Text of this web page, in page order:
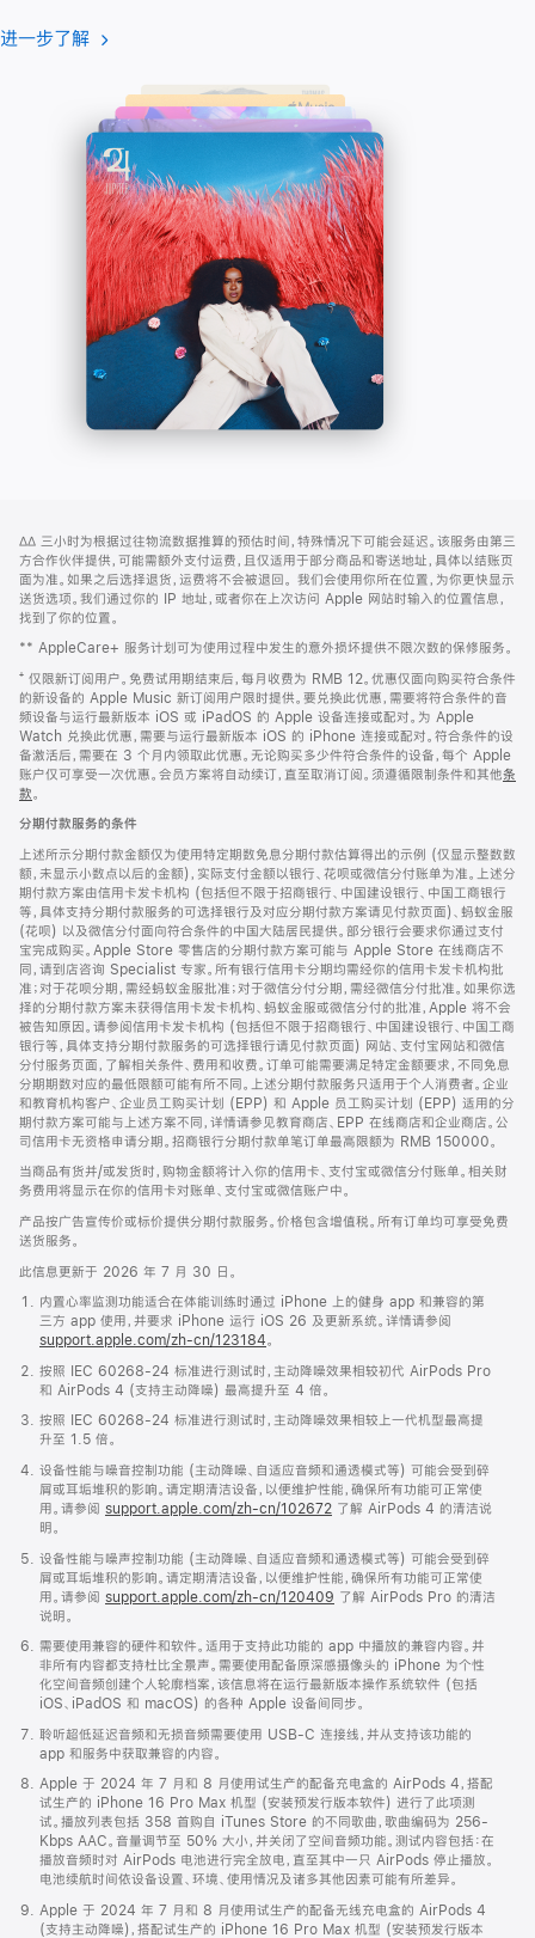
注
进一步了解 进
了
解
-
Apple
Music
(在
口
中
打
开)
页
页
脚
注
∆∆ 三小时为根据过往物流数据推算的预估时间，特殊情况下可能会延迟。该服务由第三
方合作伙伴提供，可能需额外支付运费，且仅适用于部分商品和寄送地址，具体以结账页
面为准。如果之后选择退货，运费将不会被退回。 我们会使用你所在位置，为你更快显示
送货选项。我们通过你的 IP 地址，或者你在上次访问 Apple 网站时输入的位置信息，
找到了你的位置。
** AppleCare+ 服务计划可为使用过程中发生的意外损坏提供不限次数的保修服务。
⁺ 仅限新订阅用户。免费试用期结束后，每月收费为 RMB 12。优惠仅面向购买符合条件
的新设备的 Apple Music 新订阅用户限时提供。要兑换此优惠，需要将符合条件的音
频设备与运行最新版本 iOS 或 iPadOS 的 Apple 设备连接或配对。为 Apple
Watch 兑换此优惠，需要与运行最新版本 iOS 的 iPhone 连接或配对。符合条件的设
备激活后，需要在 3 个月内领取此优惠。无论购买多少件符合条件的设备，每个 Apple
账户仅可享受一次优惠。会员方案将自动续订，直至取消订阅。须遵循限制条件和其他条
款。
窗
口
中
打
开)
分期付款服务的条件
上述所示分期付款金额仅为使用特定期数免息分期付款估算得出的示例 (仅显示整数数
额，未显示小数点以后的金额)，实际支付金额以银行、花呗或微信分付账单为准。上述分
期付款方案由信用卡发卡机构 (包括但不限于招商银行、中国建设银行、中国工商银行
等，具体支持分期付款服务的可选择银行及对应分期付款方案请见付款页面)、蚂蚁金服
(花呗) 以及微信分付面向符合条件的中国大陆居民提供。部分银行会要求你通过支付
宝完成购买。Apple Store 零售店的分期付款方案可能与 Apple Store 在线商店不
同，请到店咨询 Specialist 专家。所有银行信用卡分期均需经你的信用卡发卡机构批
准；对于花呗分期，需经蚂蚁金服批准；对于微信分付分期，需经微信分付批准。如果你选
择的分期付款方案未获得信用卡发卡机构、蚂蚁金服或微信分付的批准，Apple 将不会
被告知原因。请参阅信用卡发卡机构 (包括但不限于招商银行、中国建设银行、中国工商
银行等，具体支持分期付款服务的可选择银行请见付款页面) 网站、支付宝网站和微信
分付服务页面，了解相关条件、费用和收费。订单可能需要满足特定金额要求，不同免息
分期期数对应的最低限额可能有所不同。上述分期付款服务只适用于个人消费者。企业
和教育机构客户、企业员工购买计划 (EPP) 和 Apple 员工购买计划 (EPP) 适用的分
期付款方案可能与上述方案不同，详情请参见教育商店、EPP 在线商店和企业商店。公
司信用卡无资格申请分期。招商银行分期付款单笔订单最高限额为 RMB 150000。
当商品有货并/或发货时，购物金额将计入你的信用卡、支付宝或微信分付账单。相关财
务费用将显示在你的信用卡对账单、支付宝或微信账户中。
产品按广告宣传价或标价提供分期付款服务。价格包含增值税。所有订单均可享受免费
送货服务。
此信息更新于 2026 年 7 月 30 日。
内置心率监测功能适合在体能训练时通过 iPhone 上的健身 app 和兼容的第
三方 app 使用，并要求 iPhone 运行 iOS 26 及更新系统。详情请参阅
support.apple.com/zh-cn/123184。
按照 IEC 60268-24 标准进行测试时，主动降噪效果相较初代 AirPods Pro
和 AirPods 4 (支持主动降噪) 最高提升至 4 倍。
按照 IEC 60268-24 标准进行测试时，主动降噪效果相较上一代机型最高提
升至 1.5 倍。
设备性能与噪音控制功能 (主动降噪、自适应音频和通透模式等) 可能会受到碎
屑或耳垢堆积的影响。请定期清洁设备，以便维护性能，确保所有功能可正常使
用。请参阅 support.apple.com/zh-cn/102672 了解 AirPods 4 的清洁说
明。
设备性能与噪声控制功能 (主动降噪、自适应音频和通透模式等) 可能会受到碎
屑或耳垢堆积的影响。请定期清洁设备，以便维护性能，确保所有功能可正常使
用。请参阅 support.apple.com/zh-cn/120409 了解 AirPods Pro 的清洁
说明。
需要使用兼容的硬件和软件。适用于支持此功能的 app 中播放的兼容内容。并
非所有内容都支持杜比全景声。需要使用配备原深感摄像头的 iPhone 为个性
化空间音频创建个人轮廓档案，该信息将在运行最新版本操作系统软件 (包括
iOS、iPadOS 和 macOS) 的各种 Apple 设备间同步。
聆听超低延迟音频和无损音频需要使用 USB-C 连接线，并从支持该功能的
app 和服务中获取兼容的内容。
Apple 于 2024 年 7 月和 8 月使用试生产的配备充电盒的 AirPods 4，搭配
试生产的 iPhone 16 Pro Max 机型 (安装预发行版本软件) 进行了此项测
试。播放列表包括 358 首购自 iTunes Store 的不同歌曲，歌曲编码为 256-
Kbps AAC。音量调节至 50% 大小，并关闭了空间音频功能。测试内容包括：在
播放音频时对 AirPods 电池进行完全放电，直至其中一只 AirPods 停止播放。
电池续航时间依设备设置、环境、使用情况及诸多其他因素可能有所差异。
Apple 于 2024 年 7 月和 8 月使用试生产的配备无线充电盒的 AirPods 4
(支持主动降噪)，搭配试生产的 iPhone 16 Pro Max 机型 (安装预发行版本